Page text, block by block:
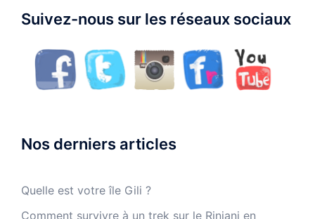
Suivez-nous sur les réseaux sociaux
Nos derniers articles
Quelle est votre île Gili ?
Comment survivre à un trek sur le Rinjani en